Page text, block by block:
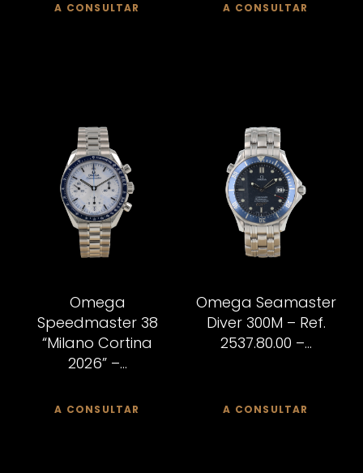
A CONSULTAR A CONSULTAR
Omega
Speedmaster 38
“Milano Cortina
2026” –...
A CONSULTAR
Omega Seamaster
Diver 300M – Ref.
2537.80.00 –...
A CONSULTAR